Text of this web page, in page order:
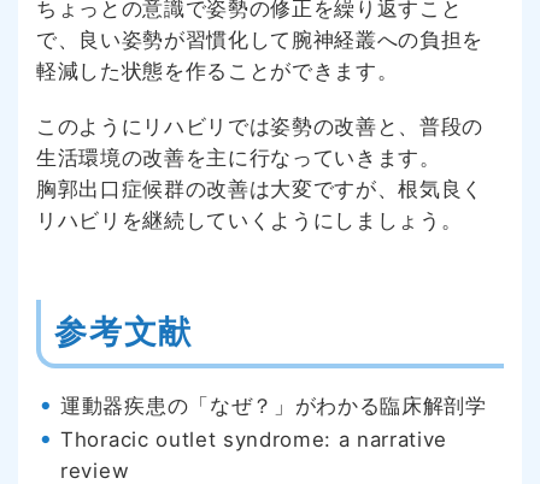
ちょっとの意識で姿勢の修正を繰り返すこと
で、良い姿勢が習慣化して腕神経叢への負担を
軽減した状態を作ることができます。
このようにリハビリでは姿勢の改善と、普段の
生活環境の改善を主に行なっていきます。
胸郭出口症候群の改善は大変ですが、根気良く
リハビリを継続していくようにしましょう。
参考文献
運動器疾患の「なぜ？」がわかる臨床解剖学
Thoracic outlet syndrome: a narrative
review